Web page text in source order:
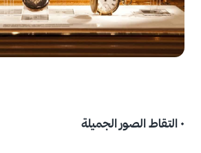
• التقاط الصور الجميلة